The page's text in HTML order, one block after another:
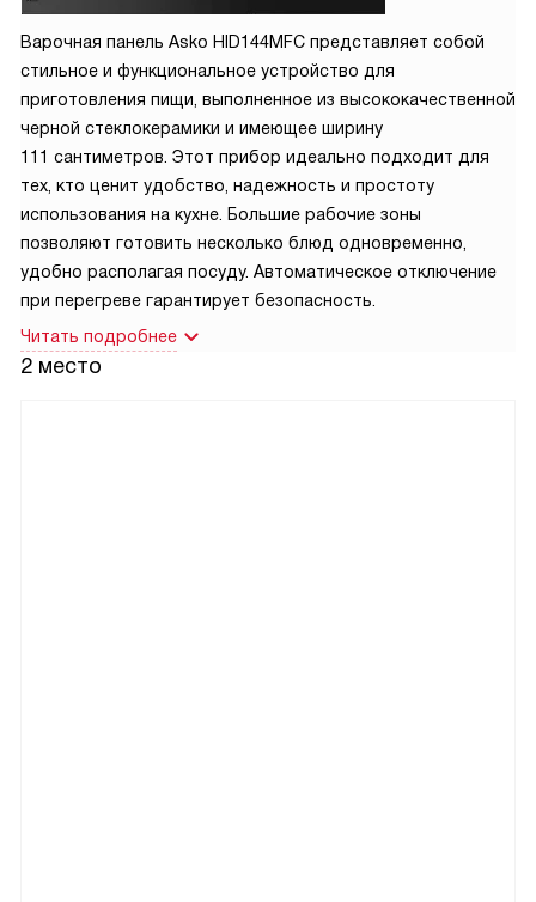
Варочная панель Asko HID144MFC представляет собой
стильное и функциональное устройство для
приготовления пищи, выполненное из высококачественной
черной стеклокерамики и имеющее ширину
111 сантиметров. Этот прибор идеально подходит для
тех, кто ценит удобство, надежность и простоту
использования на кухне. Большие рабочие зоны
позволяют готовить несколько блюд одновременно,
удобно располагая посуду. Автоматическое отключение
при перегреве гарантирует безопасность.
Читать подробнее
2 место